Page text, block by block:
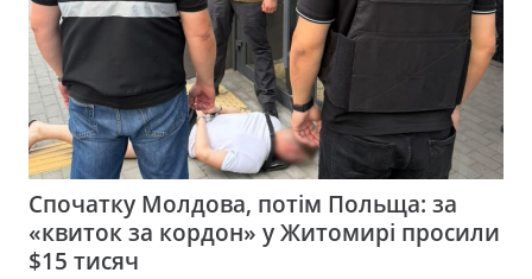
Спочатку Молдова, потім Польща: за
«квиток за кордон» у Житомирі просили
$15 тисяч